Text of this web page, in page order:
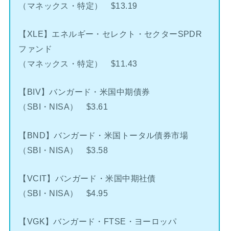
（マネックス・特定） $13.19
【XLE】エネルギー・セレクト・セクターSPDR
ファンド
（マネックス・特定） $11.43
【BIV】バンガード・米国中期債券
（SBI・NISA） $3.61
【BND】バンガード・米国トータル債券市場
（SBI・NISA） $3.58
【VCIT】バンガード・米国中期社債
（SBI・NISA） $4.95
【VGK】バンガード・FTSE・ヨーロッパ